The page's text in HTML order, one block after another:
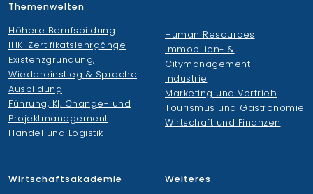
Themenwelten
Höhere Berufsbildung
IHK-Zertifikatslehrgänge
Existenzgründung,
Wiedereinstieg & Sprache
Ausbildung
Führung, KI, Change- und
Projektmanagement
Handel und Logistik
Human Resources
Immobilien- &
Citymanagement
Industrie
Marketing und Vertrieb
Tourismus und Gastronomie
Wirtschaft und Finanzen
Wirtschaftsakademie
Weiteres